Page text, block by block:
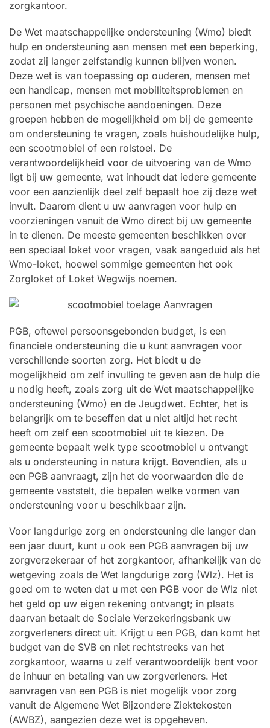
zorgkantoor.
De Wet maatschappelijke ondersteuning (Wmo) biedt
hulp en ondersteuning aan mensen met een beperking,
zodat zij langer zelfstandig kunnen blijven wonen.
Deze wet is van toepassing op ouderen, mensen met
een handicap, mensen met mobiliteitsproblemen en
personen met psychische aandoeningen. Deze
groepen hebben de mogelijkheid om bij de gemeente
om ondersteuning te vragen, zoals huishoudelijke hulp,
een scootmobiel of een rolstoel. De
verantwoordelijkheid voor de uitvoering van de Wmo
ligt bij uw gemeente, wat inhoudt dat iedere gemeente
voor een aanzienlijk deel zelf bepaalt hoe zij deze wet
invult. Daarom dient u uw aanvragen voor hulp en
voorzieningen vanuit de Wmo direct bij uw gemeente
in te dienen. De meeste gemeenten beschikken over
een speciaal loket voor vragen, vaak aangeduid als het
Wmo-loket, hoewel sommige gemeenten het ook
Zorgloket of Loket Wegwijs noemen.
PGB, oftewel persoonsgebonden budget, is een
financiele ondersteuning die u kunt aanvragen voor
verschillende soorten zorg. Het biedt u de
mogelijkheid om zelf invulling te geven aan de hulp die
u nodig heeft, zoals zorg uit de Wet maatschappelijke
ondersteuning (Wmo) en de Jeugdwet. Echter, het is
belangrijk om te beseffen dat u niet altijd het recht
heeft om zelf een scootmobiel uit te kiezen. De
gemeente bepaalt welk type scootmobiel u ontvangt
als u ondersteuning in natura krijgt. Bovendien, als u
een PGB aanvraagt, zijn het de voorwaarden die de
gemeente vaststelt, die bepalen welke vormen van
ondersteuning voor u beschikbaar zijn.
Voor langdurige zorg en ondersteuning die langer dan
een jaar duurt, kunt u ook een PGB aanvragen bij uw
zorgverzekeraar of het zorgkantoor, afhankelijk van de
wetgeving zoals de Wet langdurige zorg (Wlz). Het is
goed om te weten dat u met een PGB voor de Wlz niet
het geld op uw eigen rekening ontvangt; in plaats
daarvan betaalt de Sociale Verzekeringsbank uw
zorgverleners direct uit. Krijgt u een PGB, dan komt het
budget van de SVB en niet rechtstreeks van het
zorgkantoor, waarna u zelf verantwoordelijk bent voor
de inhuur en betaling van uw zorgverleners. Het
aanvragen van een PGB is niet mogelijk voor zorg
vanuit de Algemene Wet Bijzondere Ziektekosten
(AWBZ), aangezien deze wet is opgeheven.